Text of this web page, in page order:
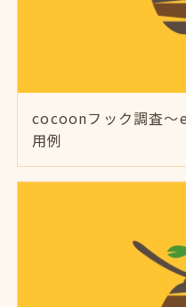
cocoonフック調査
用例